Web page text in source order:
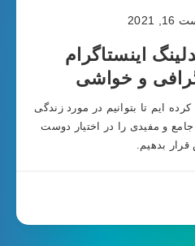
2021
اینستاگرام
و خواشی
ایم تا بتوانیم در مورد زندگی
و مفیدی را در اختیار دوست
بدهیم.